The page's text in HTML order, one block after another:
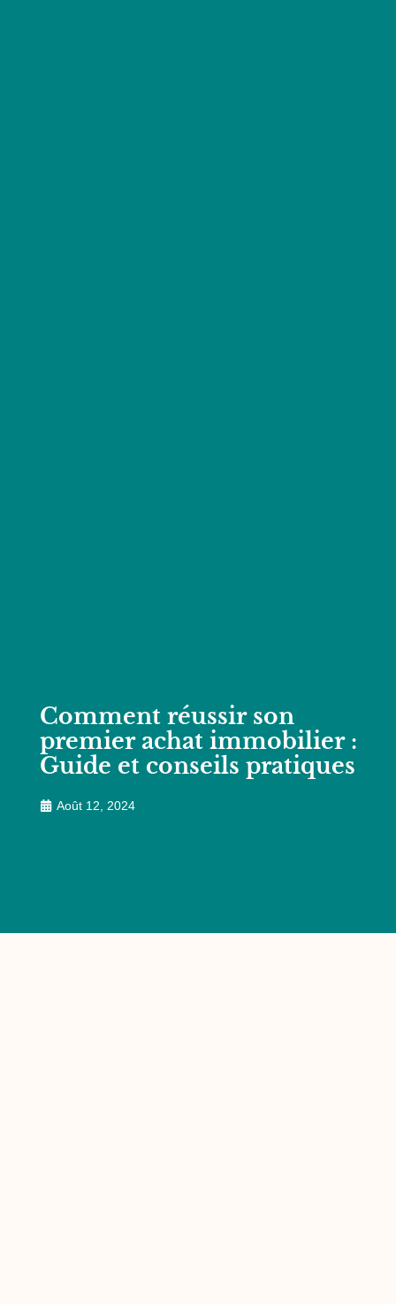
Comment réussir son
premier achat immobilier :
Guide et conseils pratiques
Août 12, 2024